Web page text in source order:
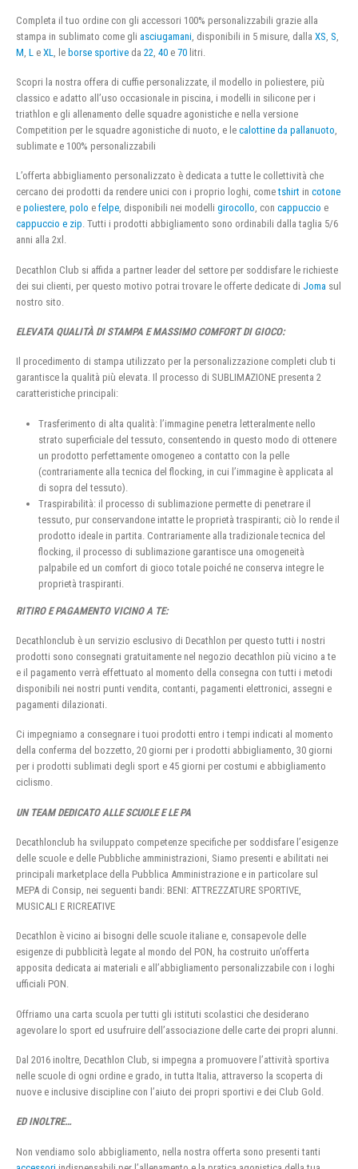
Completa il tuo ordine con gli accessori 100% personalizzabili grazie alla
stampa in sublimato come gli asciugamani , disponibili in 5 misure, dalla XS S
M L e XL , le borse sportive da 22 40 e 70 litri.
Scopri la nostra offera di cuffie personalizzate, il modello in poliestere, più
classico e adatto all’uso occasionale in piscina, i modelli in silicone per i
triathlon e gli allenamento delle squadre agonistiche e nella versione
Competition per le squadre agonistiche di nuoto, e le calottine da pallanuoto,
sublimate e 100% personalizzabili
L’offerta abbigliamento personalizzato è dedicata a tutte le collettività che
cercano dei prodotti da rendere unici con i proprio loghi, cometshirt in cotone
e poliestere, polo e felpe, disponibili nei modelli girocollo, con cappuccio e
cappuccio e zip. Tutti i prodotti abbigliamento sono ordinabili dalla taglia 5/6
anni alla 2xl.
Decathlon Club si affida a partner leader del settore per soddisfare le richieste
dei sui clienti, per questo motivo potrai trovare le offerte dedicate di Joma sul
nostro sito.
ELEVATA QUALITÀ DI STAMPA E MASSIMO COMFORT DI GIOCO:
Il procedimento di stampa utilizzato per la personalizzazione completi club ti
garantisce la qualità più elevata. Il processo di SUBLIMAZIONE presenta 2
caratteristiche principali:
Trasferimento di alta qualità: l’immagine penetra letteralmente nello
strato superficiale del tessuto, consentendo in questo modo di ottenere
un prodotto perfettamente omogeneo a contatto con la pelle
(contrariamente alla tecnica del flocking, in cui l’immagine è applicata al
di sopra del tessuto).
Traspirabilità: il processo di sublimazione permette di penetrare il
tessuto, pur conservandone intatte le proprietà traspiranti; ciò lo rende il
prodotto ideale in partita. Contrariamente alla tradizionale tecnica del
flocking, il processo di sublimazione garantisce una omogeneità
palpabile ed un comfort di gioco totale poiché ne conserva integre le
proprietà traspiranti.
RITIRO E PAGAMENTO VICINO A TE:
Decathlonclub è un servizio esclusivo di Decathlon per questo tutti i nostri
prodotti sono consegnati gratuitamente nel negozio decathlon più vicino a te
e il pagamento verrà effettuato al momento della consegna con tutti i metodi
disponibili nei nostri punti vendita, contanti, pagamenti elettronici, assegni e
pagamenti dilazionati.
Ci impegniamo a consegnare i tuoi prodotti entro i tempi indicati al momento
della conferma del bozzetto, 20 giorni per i prodotti abbigliamento, 30 giorni
per i prodotti sublimati degli sport e 45 giorni per costumi e abbigliamento
ciclismo.
UN TEAM DEDICATO ALLE SCUOLE E LE PA
Decathlonclub ha sviluppato competenze specifiche per soddisfare l’esigenze
delle scuole e delle Pubbliche amministrazioni, Siamo presenti e abilitati nei
principali marketplace della Pubblica Amministrazione e in particolare sul
MEPA di Consip, nei seguenti bandi: BENI: ATTREZZATURE SPORTIVE,
MUSICALI E RICREATIVE
Decathlon è vicino ai bisogni delle scuole italiane e, consapevole delle
esigenze di pubblicità legate al mondo del PON, ha costruito un’offerta
apposita dedicata ai materiali e all’abbigliamento personalizzabile con i loghi
ufficiali PON.
Offriamo una carta scuola per tutti gli istituti scolastici che desiderano
agevolare lo sport ed usufruire dell’associazione delle carte dei propri alunni.
Dal 2016 inoltre, Decathlon Club, si impegna a promuovere l’attività sportiva
nelle scuole di ogni ordine e grado, in tutta Italia, attraverso la scoperta di
nuove e inclusive discipline con l’aiuto dei propri sportivi e dei Club Gold.
ED INOLTRE…
Non vendiamo solo abbigliamento, nella nostra offerta sono presenti tanti